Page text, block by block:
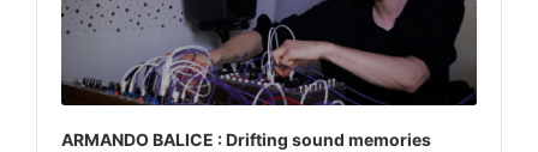
ARMANDO BALICE : Drifting sound memories